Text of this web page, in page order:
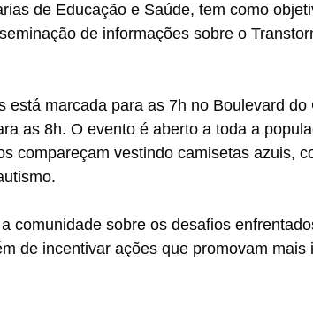
de Educação e Saúde, tem como
de informações sobre o
está marcada para as 7h no Boulevard do
as 8h. O evento é aberto a toda a
compareçam vestindo camisetas azuis,
comunidade sobre os desafios
de incentivar ações que promovam mais